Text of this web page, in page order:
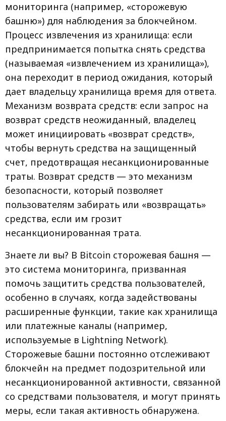
мониторинга (например, «сторожевую
башню») для наблюдения за блокчейном.
Процесс извлечения из хранилища: если
предпринимается попытка снять средства
(называемая «извлечением из хранилища»),
она переходит в период ожидания, который
дает владельцу хранилища время для ответа.
Механизм возврата средств: если запрос на
возврат средств неожиданный, владелец
может инициировать «возврат средств»,
чтобы вернуть средства на защищенный
счет, предотвращая несанкционированные
траты. Возврат средств — это механизм
безопасности, который позволяет
пользователям забирать или «возвращать»
средства, если им грозит
несанкционированная трата.
Знаете ли вы? В Bitcoin сторожевая башня —
это система мониторинга, призванная
помочь защитить средства пользователей,
особенно в случаях, когда задействованы
расширенные функции, такие как хранилища
или платежные каналы (например,
используемые в Lightning Network).
Сторожевые башни постоянно отслеживают
блокчейн на предмет подозрительной или
несанкционированной активности, связанной
со средствами пользователя, и могут принять
меры, если такая активность обнаружена.